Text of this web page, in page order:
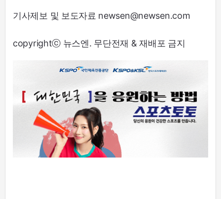
기사제보 및 보도자료 newsen@newsen.com
copyrightⓒ 뉴스엔. 무단전재 & 재배포 금지